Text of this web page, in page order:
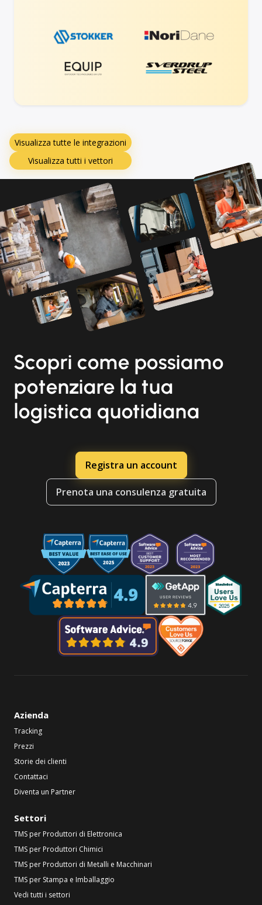
Visualizza tutte le integrazioni
Visualizza tutti i vettori
Scopri come possiamo
potenziare la tua
logistica quotidiana
Registra un account
Prenota una consulenza gratuita
Azienda
Tracking
Prezzi
Storie dei clienti
Contattaci
Diventa un Partner
Settori
TMS per Produttori di Elettronica
TMS per Produttori Chimici
TMS per Produttori di Metalli e Macchinari
TMS per Stampa e Imballaggio
Vedi tutti i settori